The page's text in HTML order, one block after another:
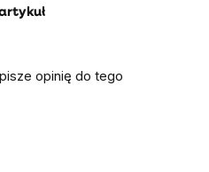
opinię do tego